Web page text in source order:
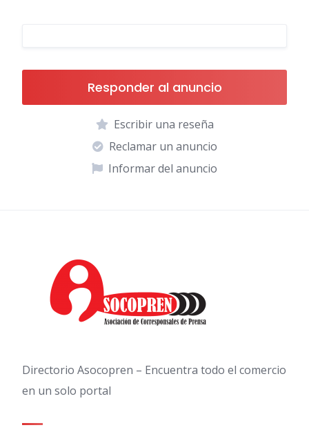
Responder al anuncio
Escribir una reseña
Reclamar un anuncio
Informar del anuncio
Directorio Asocopren – Encuentra todo el comercio
en un solo portal